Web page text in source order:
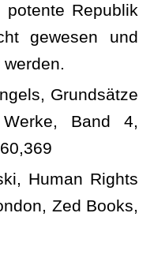
Republik
gewesen und
Grundsätze
Band 4,
Human Rights
Zed Books,